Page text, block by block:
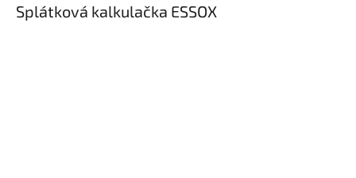
Splátková kalkulačka ESSOX